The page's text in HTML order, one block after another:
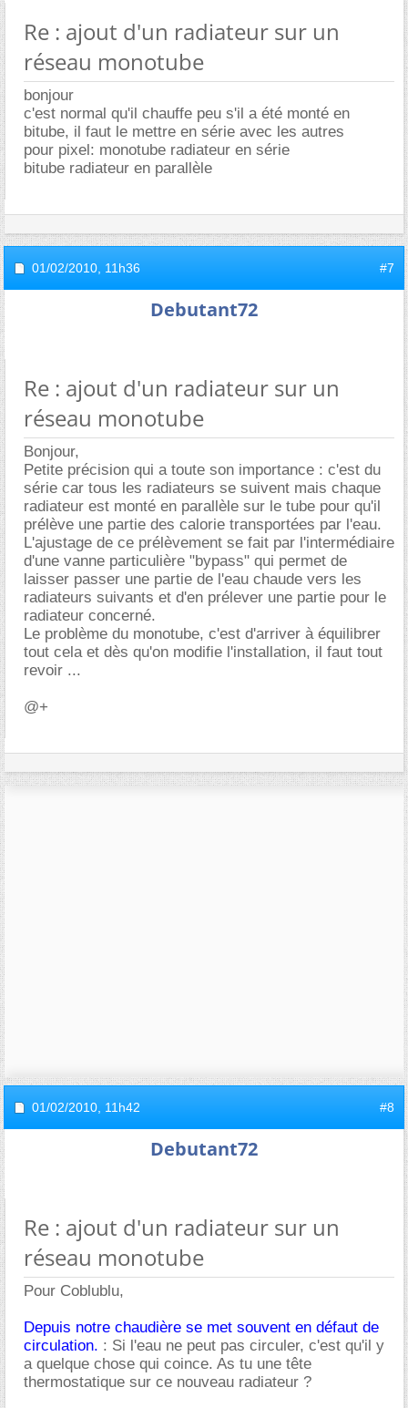
Re : ajout d'un radiateur sur un
réseau monotube
bonjour
c'est normal qu'il chauffe peu s'il a été monté en
bitube, il faut le mettre en série avec les autres
pour pixel: monotube radiateur en série
bitube radiateur en parallèle
01/02/2010, 11h36 #7
Debutant72
Re : ajout d'un radiateur sur un
réseau monotube
Bonjour,
Petite précision qui a toute son importance : c'est du
série car tous les radiateurs se suivent mais chaque
radiateur est monté en parallèle sur le tube pour qu'il
prélève une partie des calorie transportées par l'eau.
L'ajustage de ce prélèvement se fait par l'intermédiaire
d'une vanne particulière "bypass" qui permet de
laisser passer une partie de l'eau chaude vers les
radiateurs suivants et d'en prélever une partie pour le
radiateur concerné.
Le problème du monotube, c'est d'arriver à équilibrer
tout cela et dès qu'on modifie l'installation, il faut tout
revoir ...
@+
01/02/2010, 11h42 #8
Debutant72
Re : ajout d'un radiateur sur un
réseau monotube
Pour Coblublu,
Depuis notre chaudière se met souvent en défaut de
circulation. : Si l'eau ne peut pas circuler, c'est qu'il y
a quelque chose qui coince. As tu une tête
thermostatique sur ce nouveau radiateur ?